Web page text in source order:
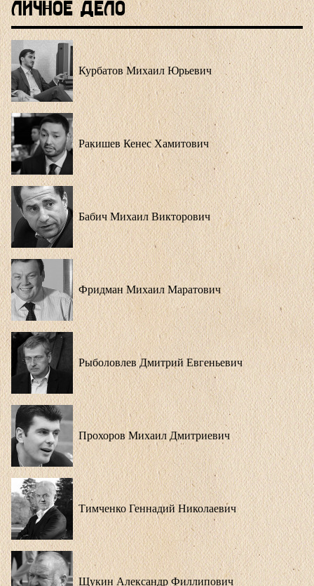
Личное Дело
Курбатов Михаил Юрьевич
Ракишев Кенес Хамитович
Бабич Михаил Викторович
Фридман Михаил Маратович
Рыболовлев Дмитрий Евгеньевич
Прохоров Михаил Дмитриевич
Тимченко Геннадий Николаевич
Щукин Александр Филлипович